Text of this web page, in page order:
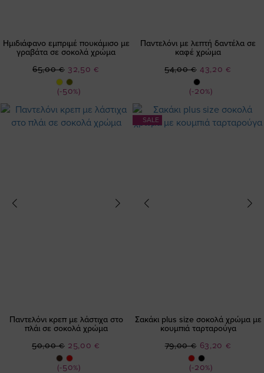
Ημιδιάφανο εμπριμέ πουκάμισο με
γραβάτα σε σοκολά χρώμα
(-50%)
Ειδική
Τιμή
32,50 €
65,00 €
Παντελόνι με λεπτή δαντέλα σε
καφέ χρώμα
(-20%)
Ειδική
Τιμή
43,20 €
54,00 €
Παντελόνι κρεπ με λάστιχα στο
πλάι σε σοκολά χρώμα
(-50%)
Ειδική
Τιμή
25,00 €
50,00 €
SALE
Σακάκι plus size σοκολά χρώμα με
κουμπιά ταρταρούγα
(-20%)
Ειδική
Τιμή
63,20 €
79,00 €